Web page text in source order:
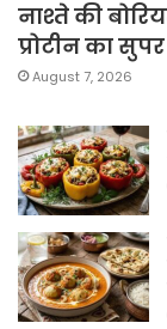
नाश्ते की
प्रोटीन का
August 7, 2026